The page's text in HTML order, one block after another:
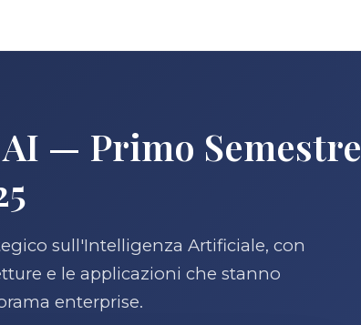
— Primo Semestre
sull'Intelligenza Artificiale, con
e le applicazioni che stanno
enterprise.